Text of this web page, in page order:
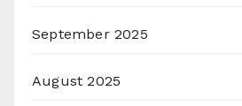
September 2025
August 2025